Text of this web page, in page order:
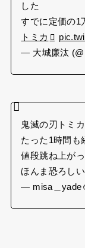
した
すでに定価の1
トミカ
— 大城廉汰
鬼滅の刃トミ
たった1時間も
値段跳ね上が
ほんま恐ろし
— misa＿